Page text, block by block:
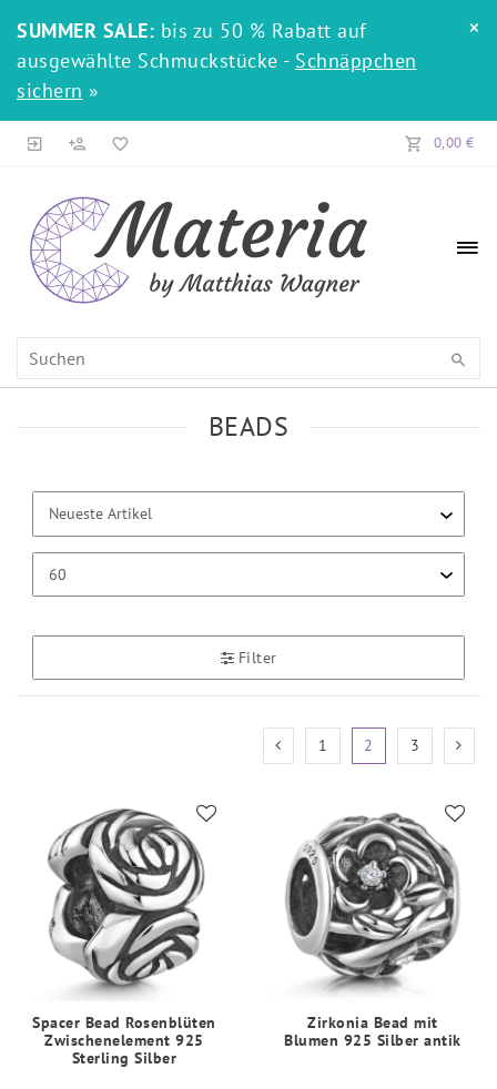
SUMMER SALE: bis zu 50 % Rabatt auf
ausgewählte Schmuckstücke - Schnäppchen
sichern »
×
0,00 €
BEADS
Filter
1 2 3
Spacer Bead Rosenblüten
Zwischenelement 925
Sterling Silber
Zirkonia Bead mit
Blumen 925 Silber antik